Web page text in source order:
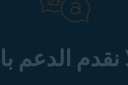
نقدم الدعم